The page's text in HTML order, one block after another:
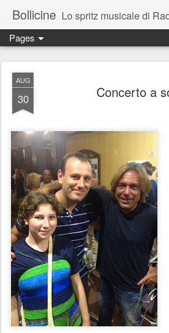
Bollicine Lo spritz musicale di Radio Popolare. Ogni
Pages
AUG
30 Concerto a